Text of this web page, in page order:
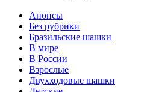
Анонсы
Без рубрики
Бразильские шашки
В мире
В России
Взрослые
Двухходовые шашки